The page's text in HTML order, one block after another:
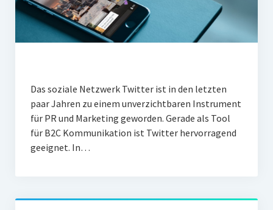
Künstliche Intelligenz
Zukunft der Bildung
Vom Trend zur Tonne
Das soziale Netzwerk Twitter ist in den letzten
paar Jahren zu einem unverzichtbaren Instrument
für PR und Marketing geworden. Gerade als Tool
für B2C Kommunikation ist Twitter hervorragend
geeignet. In…